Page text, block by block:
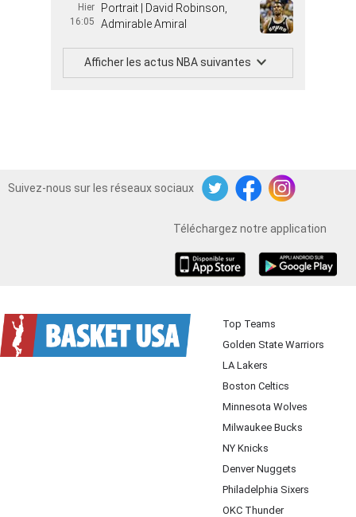
Hier
16:05
Portrait | David Robinson,
Admirable Amiral
Afficher les actus NBA suivantes
Suivez-nous sur les réseaux sociaux
TwitterFacebookInstagram
Téléchargez notre application
Top Teams
Golden State Warriors
LA Lakers
Boston Celtics
Minnesota Wolves
Milwaukee Bucks
NY Knicks
Denver Nuggets
Philadelphia Sixers
OKC Thunder